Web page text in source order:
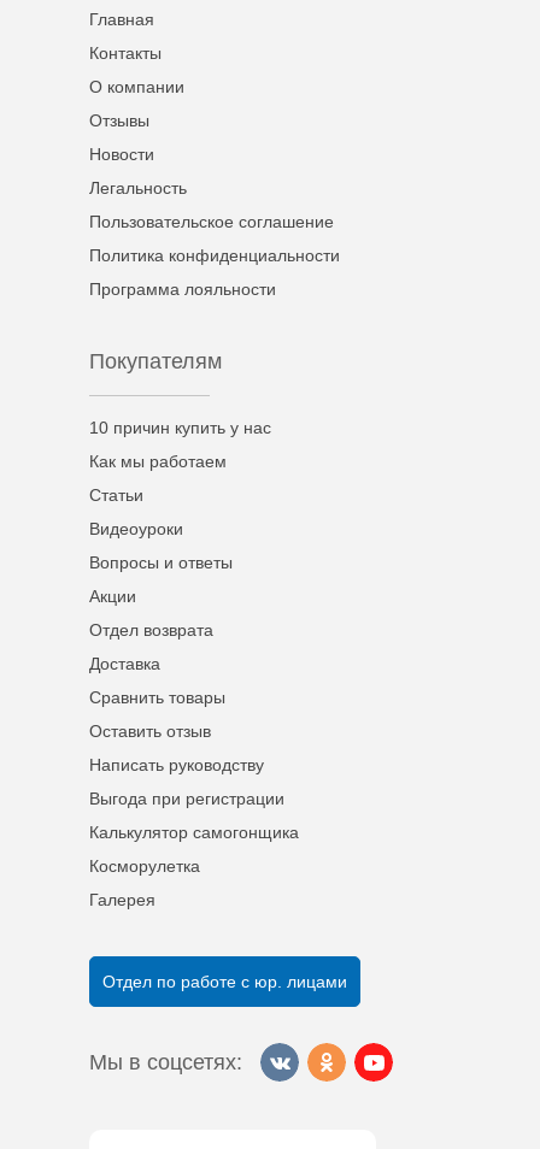
Главная
Контакты
О компании
Отзывы
Новости
Легальность
Пользовательское соглашение
Политика конфиденциальности
Программа лояльности
Покупателям
10 причин купить у нас
Как мы работаем
Статьи
Видеоуроки
Вопросы и ответы
Акции
Отдел возврата
Доставка
Сравнить товары
Оставить отзыв
Написать руководству
Выгода при регистрации
Калькулятор самогонщика
Косморулетка
Галерея
Отдел по работе с юр. лицами
Мы в соцсетях: